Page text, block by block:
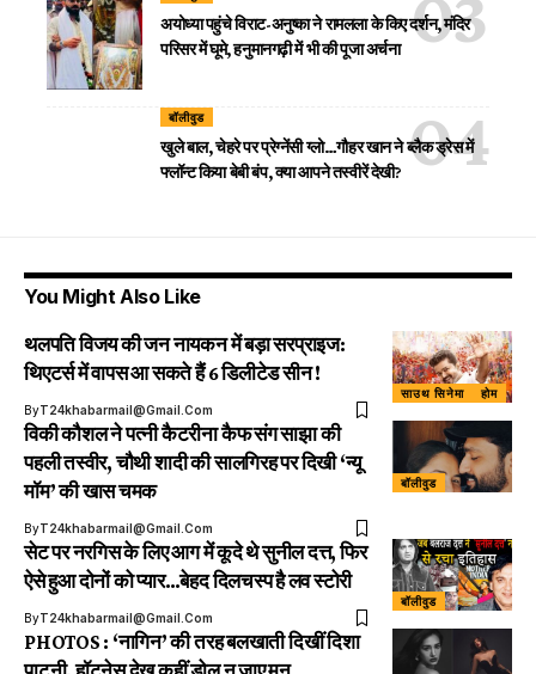
अयोध्या पहुंचे विराट-अनुष्का ने रामलला के किए दर्शन, मंदिर
परिसर में घूमे, हनुमानगढ़ी में भी की पूजा अर्चना
बॉलीवुड
खुले बाल, चेहरे पर प्रेग्नेंसी ग्लो…गौहर खान ने ब्लैक ड्रेस में
फ्लॉन्ट किया बेबी बंप, क्या आपने तस्वीरें देखी?
You Might Also Like
साउथ सिनेमा होम
थलपति विजय की जन नायकन में बड़ा सरप्राइज:
थिएटर्स में वापस आ सकते हैं 6 डिलीटेड सीन !
ByT24khabarmail@gmail.com
बॉलीवुड
विकी कौशल ने पत्नी कैटरीना कैफ संग साझा की
पहली तस्वीर, चौथी शादी की सालगिरह पर दिखी ‘न्यू
मॉम’ की खास चमक
ByT24khabarmail@gmail.com
बॉलीवुड
सेट पर नरगिस के लिए आग में कूदे थे सुनील दत्त, फिर
ऐसे हुआ दोनों को प्यार…बेहद दिलचस्प है लव स्‍टोरी
ByT24khabarmail@gmail.com
PHOTOS : ‘नागिन’ की तरह बलखाती दिखीं दिशा